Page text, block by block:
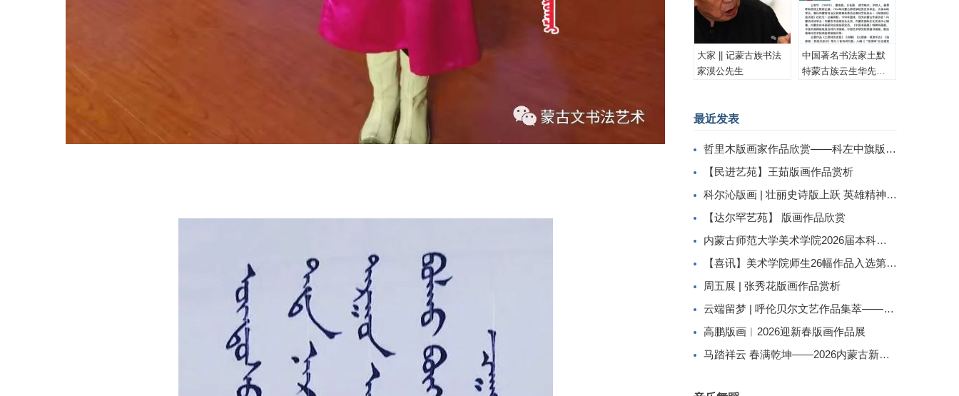
大家 || 记蒙古族书法
家漠公先生
中国著名书法家土默
特蒙古族云生华先生
最近发表
哲里木版画家作品欣赏——科左中旗版画家李忠斌作品赏析
【民进艺苑】王茹版画作品赏析
科尔沁版画 | 壮丽史诗版上跃 英雄精神画中传
【达尔罕艺苑】 版画作品欣赏
内蒙古师范大学美术学院2026届本科生毕业作品展美术学专业（版画方向）
【喜讯】美术学院师生26幅作品入选第二届内蒙古自治区小版画暨藏书票展
周五展 | 张秀花版画作品赏析
云端留梦 | 呼伦贝尔文艺作品集萃——姜识民版画选登
高鹏版画︱2026迎新春版画作品展
马踏祥云 春满乾坤——2026内蒙古新春民间工艺美术线上展（三）